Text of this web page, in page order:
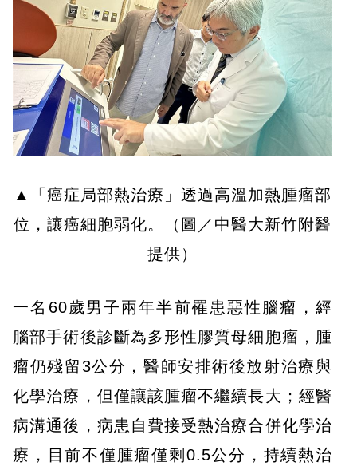
▲「癌症局部熱治療」透過高溫加熱腫瘤部
位，讓癌細胞弱化。（圖／中醫大新竹附醫
提供）
一名60歲男子兩年半前罹患惡性腦瘤，經
腦部手術後診斷為多形性膠質母細胞瘤，腫
瘤仍殘留3公分，醫師安排術後放射治療與
化學治療，但僅讓該腫瘤不繼續長大；經醫
病溝通後，病患自費接受熱治療合併化學治
療，目前不僅腫瘤僅剩0.5公分，持續熱治